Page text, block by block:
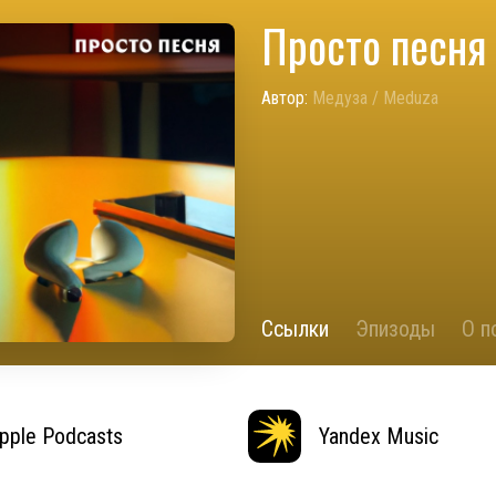
Просто песня
Автор: Медуза / Meduza
Ссылки Эпизоды О
Podcasts Yandex Music